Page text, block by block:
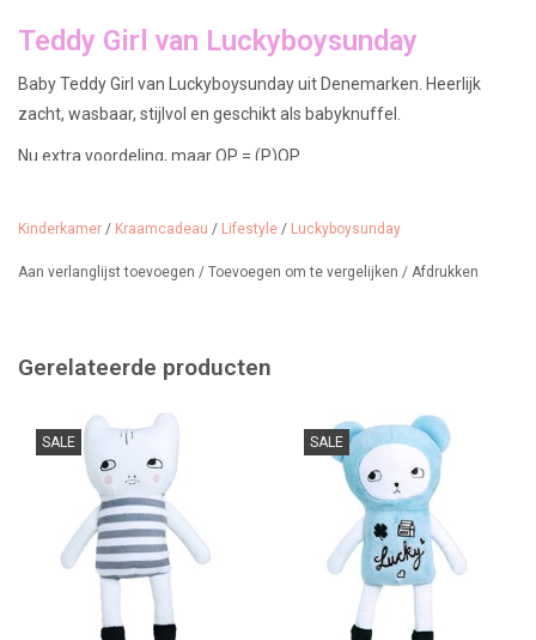
Teddy Girl van Luckyboysunday
Baby Teddy Girl van Luckyboysunday uit Denemarken. Heerlijk
zacht, wasbaar, stijlvol en geschikt als babyknuffel.
Nu extra voordeling, maar OP = (P)OP
Kinderkamer / Kraamcadeau / Lifestyle / Luckyboysunday
Aan verlanglijst toevoegen / Toevoegen om te vergelijken / Afdrukken
Gerelateerde producten
SALE SALE